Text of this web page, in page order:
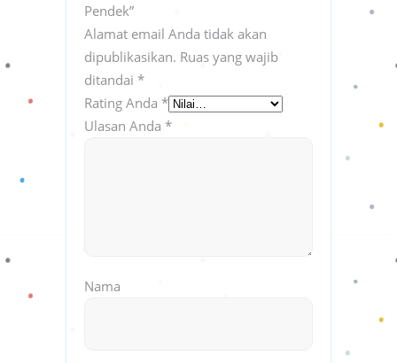
Pendek”
Alamat email Anda tidak akan
dipublikasikan. Ruas yang wajib
ditandai *
Rating Anda *
Ulasan Anda *
Nama